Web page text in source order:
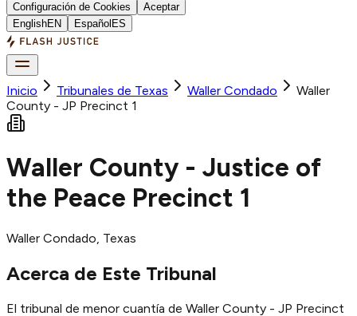
Configuración de Cookies
Aceptar
EnglishEN Español ES
Inicio Tribunales de Texas Waller Condado
Waller
County - JP Precinct 1
Waller County - Justice of
the Peace Precinct 1
Waller Condado, Texas
Acerca de Este Tribunal
El tribunal de menor cuantía de Waller County - JP Precinct